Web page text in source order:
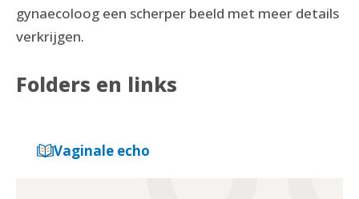
gynaecoloog een scherper beeld met meer details
verkrijgen.
Folders en links
Vaginale echo